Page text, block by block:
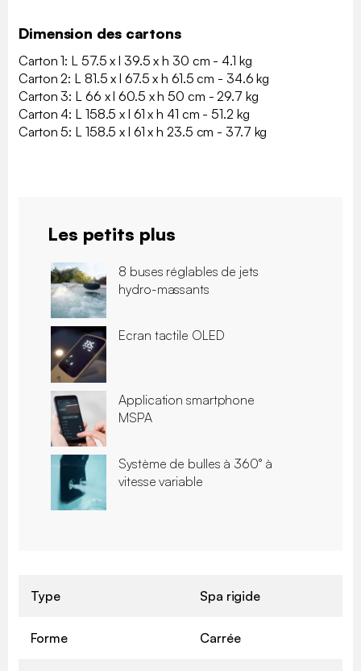
Dimension des cartons
Carton 1: L 57.5 x l 39.5 x h 30 cm - 4.1 kg
Carton 2: L 81.5 x l 67.5 x h 61.5 cm - 34.6 kg
Carton 3: L 66 x l 60.5 x h 50 cm - 29.7 kg
Carton 4: L 158.5 x l 61 x h 41 cm - 51.2 kg
Carton 5: L 158.5 x l 61 x h 23.5 cm - 37.7 kg
Les petits plus
8 buses réglables de jets
hydro-massants
Ecran tactile OLED
Application smartphone
MSPA
Système de bulles à 360° à
vitesse variable
Type Spa rigide
Forme Carrée